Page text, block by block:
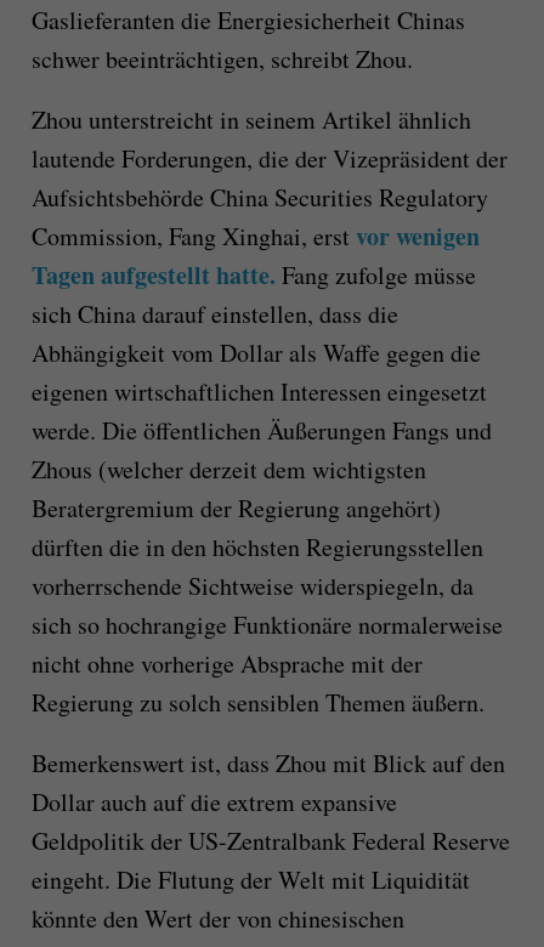
Gaslieferanten die Energiesicherheit Chinas
schwer beeinträchtigen, schreibt Zhou.
Zhou unterstreicht in seinem Artikel ähnlich
lautende Forderungen, die der Vizepräsident der
Aufsichtsbehörde China Securities Regulatory
Commission, Fang Xinghai, erst vor wenigen
Tagen aufgestellt hatte. Fang zufolge müsse
sich China darauf einstellen, dass die
Abhängigkeit vom Dollar als Waffe gegen die
eigenen wirtschaftlichen Interessen eingesetzt
werde. Die öffentlichen Äußerungen Fangs und
Zhous (welcher derzeit dem wichtigsten
Beratergremium der Regierung angehört)
dürften die in den höchsten Regierungsstellen
vorherrschende Sichtweise widerspiegeln, da
sich so hochrangige Funktionäre normalerweise
nicht ohne vorherige Absprache mit der
Regierung zu solch sensiblen Themen äußern.
Bemerkenswert ist, dass Zhou mit Blick auf den
Dollar auch auf die extrem expansive
Geldpolitik der US-Zentralbank Federal Reserve
eingeht. Die Flutung der Welt mit Liquidität
könnte den Wert der von chinesischen